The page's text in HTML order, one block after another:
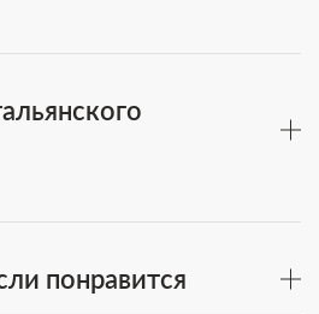
понравится